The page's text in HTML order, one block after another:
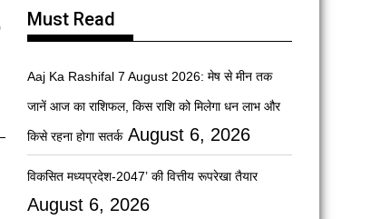
Must Read
Aaj Ka Rashifal 7 August 2026: मेष से मीन तक
जानें आज का राशिफल, किस राशि को मिलेगा धन लाभ और
किसे रहना होगा सतर्क August 6, 2026
विकसित मध्यप्रदेश-2047’ की वित्तीय रूपरेखा तैयार
August 6, 2026